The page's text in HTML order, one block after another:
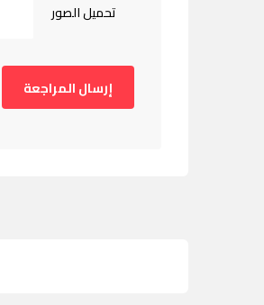
تحميل الصور